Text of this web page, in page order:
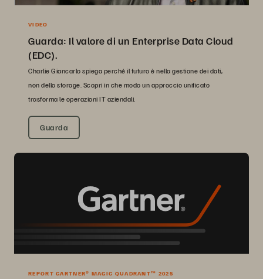
VIDEO
Guarda: Il valore di un Enterprise Data Cloud
(EDC).
Charlie Giancarlo spiega perché il futuro è nella gestione dei dati,
non dello storage. Scopri in che modo un approccio unificato
trasforma le operazioni IT aziendali.
Guarda
REPORT GARTNER® MAGIC QUADRANT™ 2025